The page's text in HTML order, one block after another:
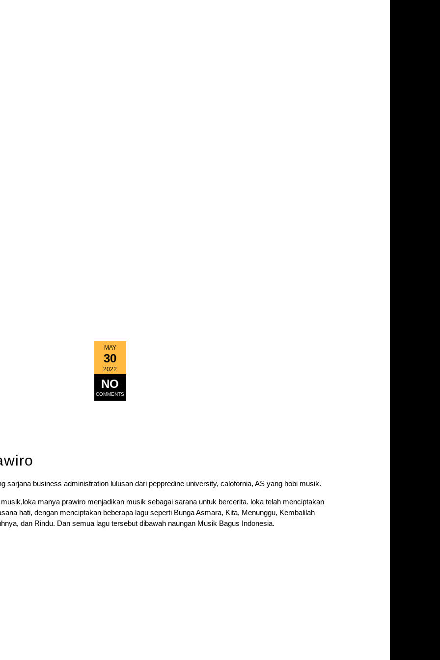
MAY
30
2022
NO
COMMENTS
sarjana business administration lulusan dari peppredine university, calofornia, AS yang hobi musik.
manya prawiro menjadikan musik sebagai sarana untuk bercerita. loka telah menciptakan
hati, dengan menciptakan beberapa lagu seperti Bunga Asmara, Kita, Menunggu, Kembalilah
dan Rindu. Dan semua lagu tersebut dibawah naungan Musik Bagus Indonesia.